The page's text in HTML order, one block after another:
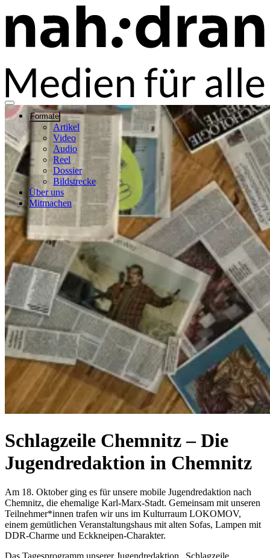
Formate
Artikel
Video
Audio
Reel
Dossier
Bildstrecke
Über uns
Mitmachen
Schlag­zeile Chem­nitz – Die
Jugend­re­dak­tion in Chem­nitz
Am 18. Oktober ging es für unsere mobile Jugendredaktion nach
Chemnitz, die ehemalige Karl-Marx-Stadt. Gemeinsam mit unseren
Teilnehmer*innen trafen wir uns im Kulturraum LOKOMOV,
einem gemütlichen Veranstaltungshaus mit alten Sofas, Lampen mit
DDR-Charme und Eckkneipen-Charakter.